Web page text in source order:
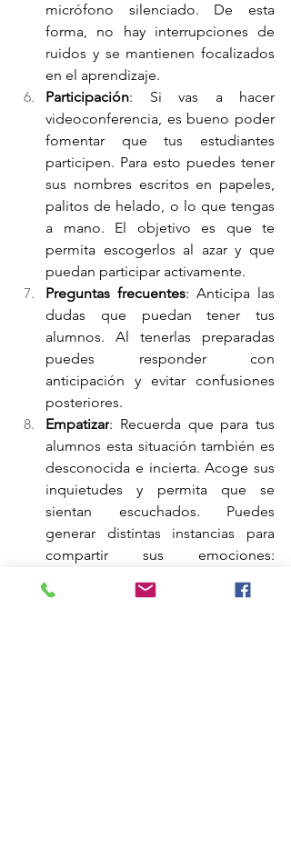
micrófono silenciado. De esta
forma, no hay interrupciones de
ruidos y se mantienen focalizados
en el aprendizaje.
Participación: Si vas a hacer
videoconferencia, es bueno poder
fomentar que tus estudiantes
participen. Para esto puedes tener
sus nombres escritos en papeles,
palitos de helado, o lo que tengas
a mano. El objetivo es que te
permita escogerlos al azar y que
puedan participar activamente.
Preguntas frecuentes: Anticipa las
dudas que puedan tener tus
alumnos. Al tenerlas preparadas
puedes responder con
anticipación y evitar confusiones
posteriores.
Empatizar: Recuerda que para tus
alumnos esta situación también es
desconocida e incierta. Acoge sus
inquietudes y permita que se
sientan escuchados. Puedes
generar distintas instancias para
compartir sus emociones: